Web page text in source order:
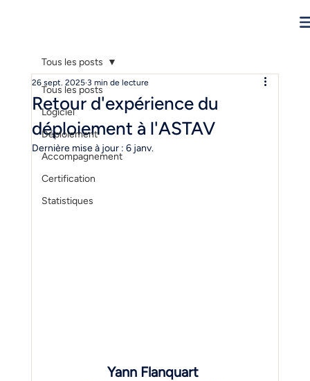
Tous les posts
Logiciel
Déploiement
Accompagnement
Certification
Statistiques
Tous les posts
Retour d'expérience du
déploiement à l'ASTAV
26 sept. 2025 3 min de lecture
Dernière mise à jour : 6 janv.
Yann Flanquart